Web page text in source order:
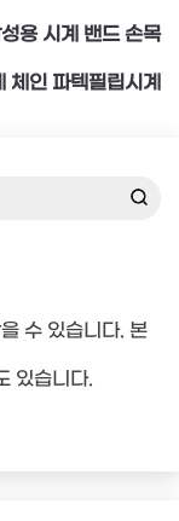
용 시계 밴드 손목
체인 파텍필립시계
수 있습니다. 본
있습니다.